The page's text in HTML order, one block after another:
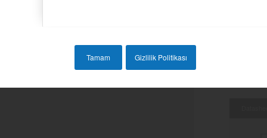
Tamam Gizlilik Politikası
©EasyClamp V.1.3 orta kelepçe
sağlamaktadır.
olup, en hafif montaj sistemlerimiz